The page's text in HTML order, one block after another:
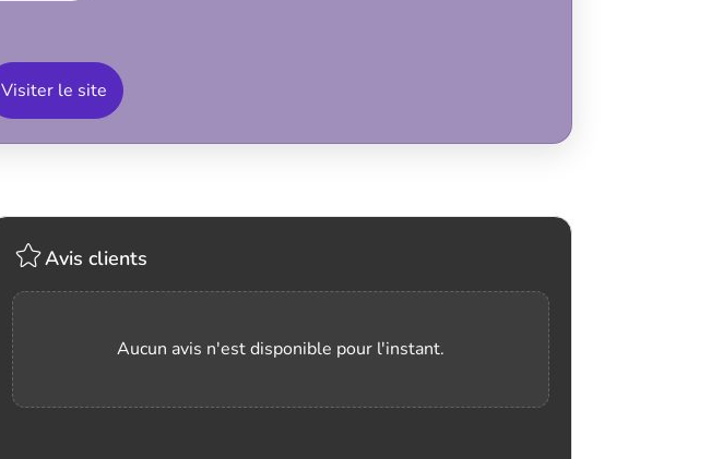
Visiter le site
Avis clients
Aucun avis n'est disponible pour l'instant.